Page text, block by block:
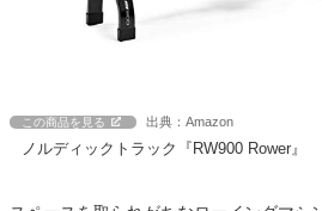
この商品を見る 出典：Amazon
ノルディックトラック『RW900 Rower』